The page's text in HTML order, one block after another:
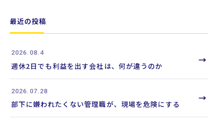
ー
ド
ら
記
事
を
検
索
最近の投稿
2026.08.4
週休2日でも利益を出す会社は、何が違うのか
→
2026.07.28
部下に嫌われたくない管理職が、現場を危険にする
→